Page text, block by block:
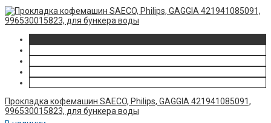
Прокладка кофемашин SAECO, Philips, GAGGIA 421941085091,
996530015823, для бункера воды